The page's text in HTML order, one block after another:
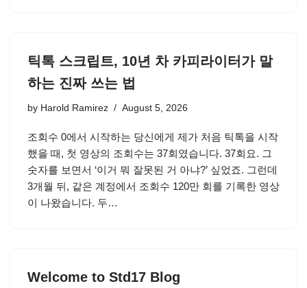
틱톡 스크립트, 10년 차 카피라이터가 말
하는 진짜 쓰는 법
by Harold Ramirez August 5, 2026
조회수 0에서 시작하는 당신에게 제가 처음 틱톡을 시작
했을 때, 첫 영상의 조회수는 37회였습니다. 37회요. 그
숫자를 보면서 ‘이거 뭐 잘못된 거 아냐?’ 싶었죠. 그런데
3개월 뒤, 같은 계정에서 조회수 120만 회를 기록한 영상
이 나왔습니다. 두…
Welcome to Std17 Blog